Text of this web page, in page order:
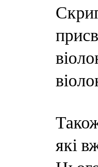
які